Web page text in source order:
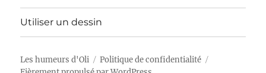
Utiliser un dessin
Les humeurs d'Oli
Politique de confidentialité